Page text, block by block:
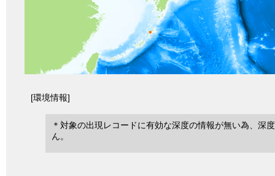
[環境情報]
＊対象の出現レコードに有効な深度の情報が無い為、深
ん。